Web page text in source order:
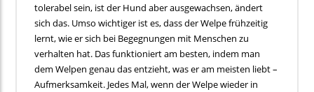
tolerabel sein, ist der Hund aber ausgewachsen, ändert
sich das. Umso wichtiger ist es, dass der Welpe frühzeitig
lernt, wie er sich bei Begegnungen mit Menschen zu
verhalten hat. Das funktioniert am besten, indem man
dem Welpen genau das entzieht, was er am meisten liebt –
Aufmerksamkeit. Jedes Mal, wenn der Welpe wieder in